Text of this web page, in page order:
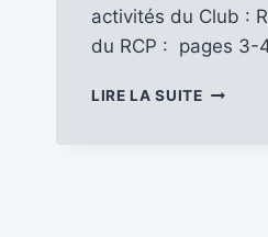
activités du Club :
du RCP : pages 3-
LIRE LA SUITE